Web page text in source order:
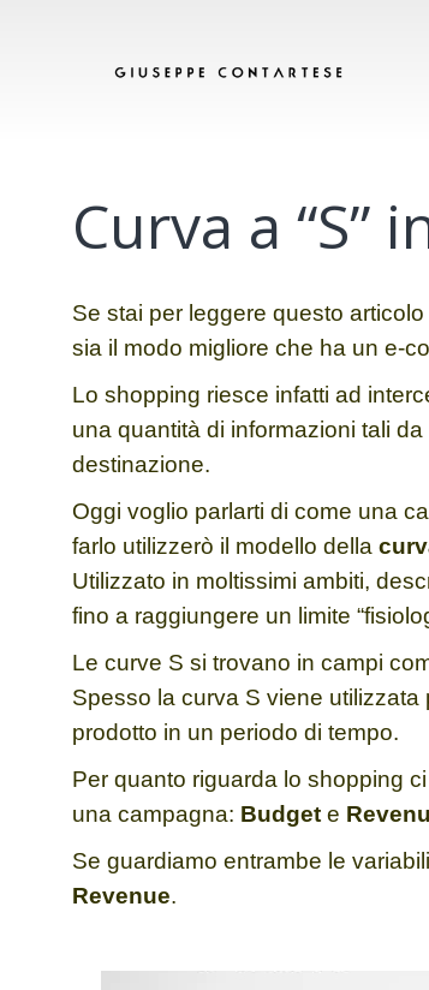
Curva a “S”
Se stai per leggere questo
sia il modo migliore che ha un e-
Lo shopping riesce infatti ad
una quantità di informazioni tali
destinazione.
Oggi voglio parlarti di come una
farlo utilizzerò il modello della
Utilizzato in moltissimi ambiti,
fino a raggiungere un limite
Le curve S si trovano in campi
Spesso la curva S viene utilizzata
prodotto in un periodo di tempo.
Per quanto riguarda lo shopping
una campagna: Budget e
Se guardiamo entrambe le
Revenue.